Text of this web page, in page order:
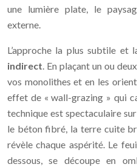
une lumière plate, le
externe.
L’approche la plus subtile et
indirect. En plaçant un ou
vos monolithes et en les
effet de « wall-grazing » qui
technique est spectaculaire
le béton fibré, la terre cuite
révèle chaque aspérité. Le
dessous, se découpe en